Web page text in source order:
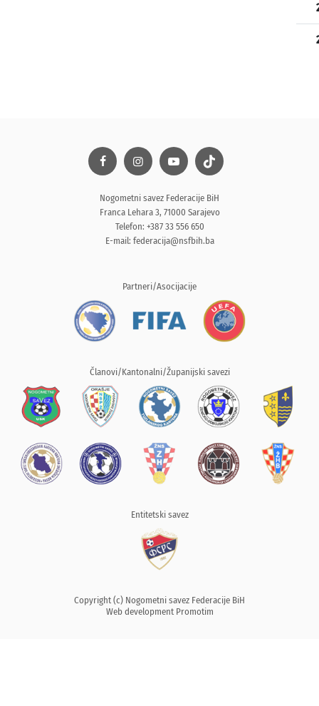
Nogometni savez Federacije BiH
Franca Lehara 3, 71000 Sarajevo
Telefon: +387 33 556 650
E-mail: federacija@nsfbih.ba
Partneri/Asocijacije
Članovi/Kantonalni/Županijski savezi
Entitetski savez
Copyright (c) Nogometni savez Federacije BiH
Web development Promotim